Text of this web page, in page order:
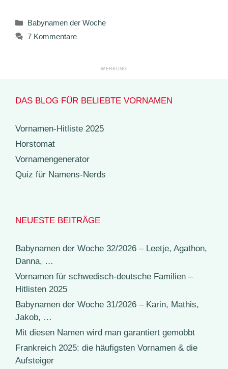
Kategorien
Babynamen der Woche
7 Kommentare
DAS BLOG FÜR BELIEBTE VORNAMEN
Vornamen-Hitliste 2025
Horstomat
Vornamengenerator
Quiz für Namens-Nerds
NEUESTE BEITRÄGE
Babynamen der Woche 32/2026 – Leetje, Agathon,
Danna, …
Vornamen für schwedisch-deutsche Familien –
Hitlisten 2025
Babynamen der Woche 31/2026 – Karin, Mathis,
Jakob, …
Mit diesen Namen wird man garantiert gemobbt
Frankreich 2025: die häufigsten Vornamen & die
Aufsteiger